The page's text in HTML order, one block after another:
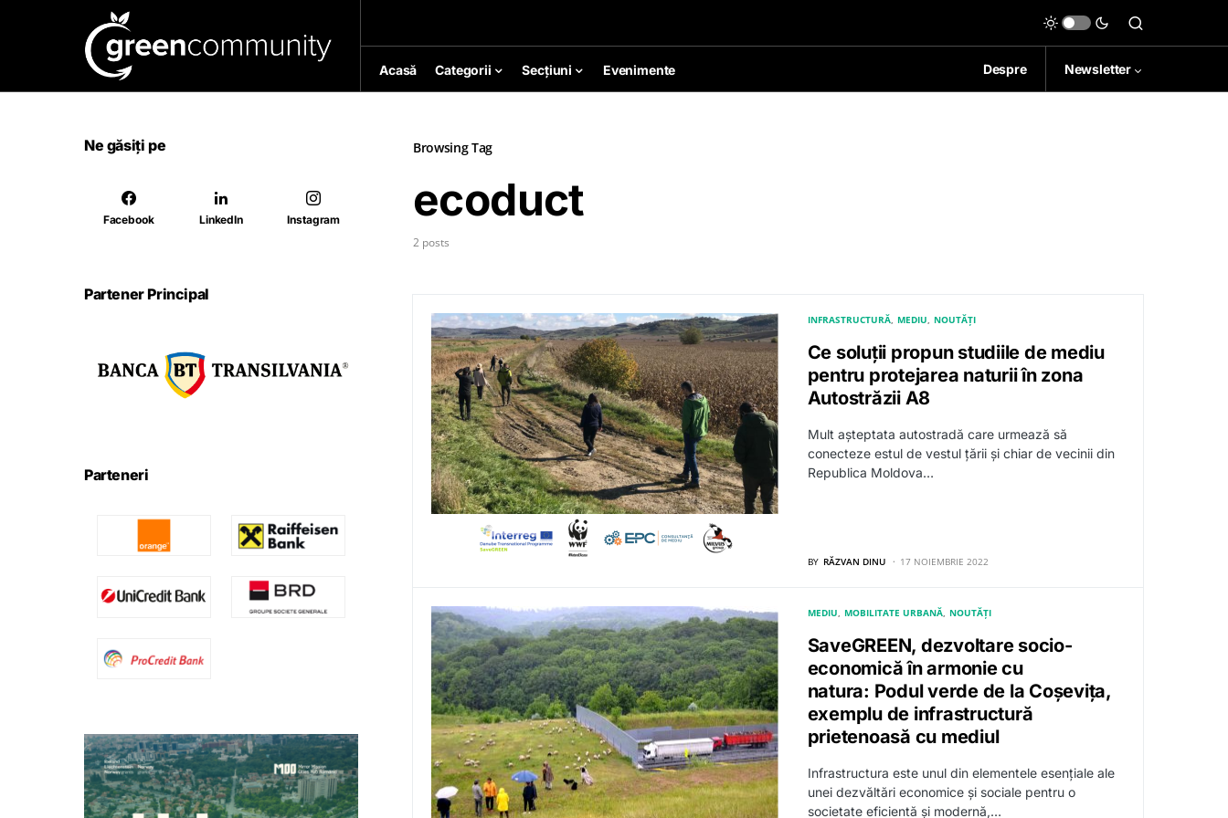
Acasă Categorii Secțiuni Evenimente Despre Newsletter
Browsing Tag
ecoduct
2 posts
INFRASTRUCTURĂ MEDIU NOUTĂȚI
Ce soluții propun studiile de mediu
pentru protejarea naturii în zona
Autostrăzii A8
Mult așteptata autostradă care urmează să
conecteze estul de vestul țării și chiar de vecinii din
Republica Moldova…
BY RĂZVAN DINU 17 NOIEMBRIE 2022
MEDIU MOBILITATE URBANĂ NOUTĂȚI
SaveGREEN, dezvoltare socio-
economică în armonie cu
natura: Podul verde de la Coșevița,
exemplu de infrastructură
prietenoasă cu mediul
Infrastructura este unul din elementele esențiale ale
unei dezvăltări economice și sociale pentru o
societate eficientă și modernă,…
Ne găsiți pe
Facebook LinkedIn Instagram
Partener Principal
Parteneri